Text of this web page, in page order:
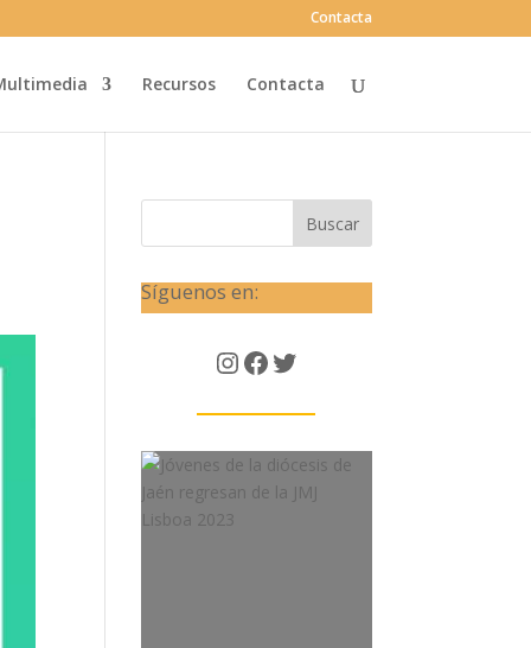
Contacta
Recursos Contacta
Buscar
Síguenos en:
Instagram
Facebook
Twitter